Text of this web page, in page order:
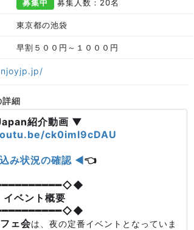
募集中 募集人数：20名
東京都の池袋
早割５００円～１０００円
詳細
紹介動画 ▼
ck0imI9cDAU
み状況の確認 ◀👈
ト概要
ェ会は、夜の定番イベントとなっていま